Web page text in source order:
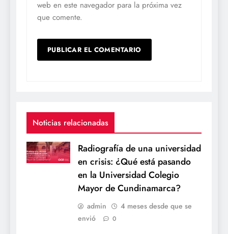
web en este navegador para la próxima vez
que comente.
Noticias relacionadas
Radiografía de una universidad
en crisis: ¿Qué está pasando
en la Universidad Colegio
Mayor de Cundinamarca?
admin
4 meses desde que se
envió
0